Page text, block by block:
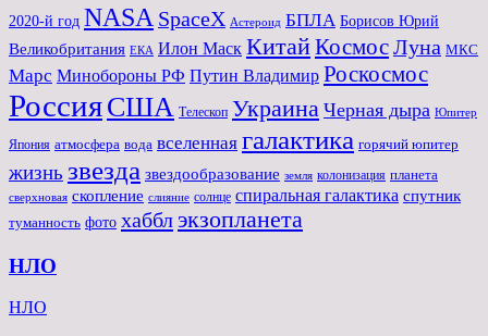
2020-й год NASA SpaceX Астероид БПЛА Борисов Юрий
Великобритания ЕКА Илон Маск КитайКосмосЛуна МКС
Марс Минoбороны РФ Путин Владимир Роскосмос
РоссияСША Телескоп Украина Черная дыра Юпитер
Япония атмосфера вода вселенная галактика горячий юпитер
жизнь звезда звездообразование земля колонизация планета
сверхновая скопление слияние солнце спиральная галактика спутник
туманность фото хаббл экзопланета
НЛО
НЛО